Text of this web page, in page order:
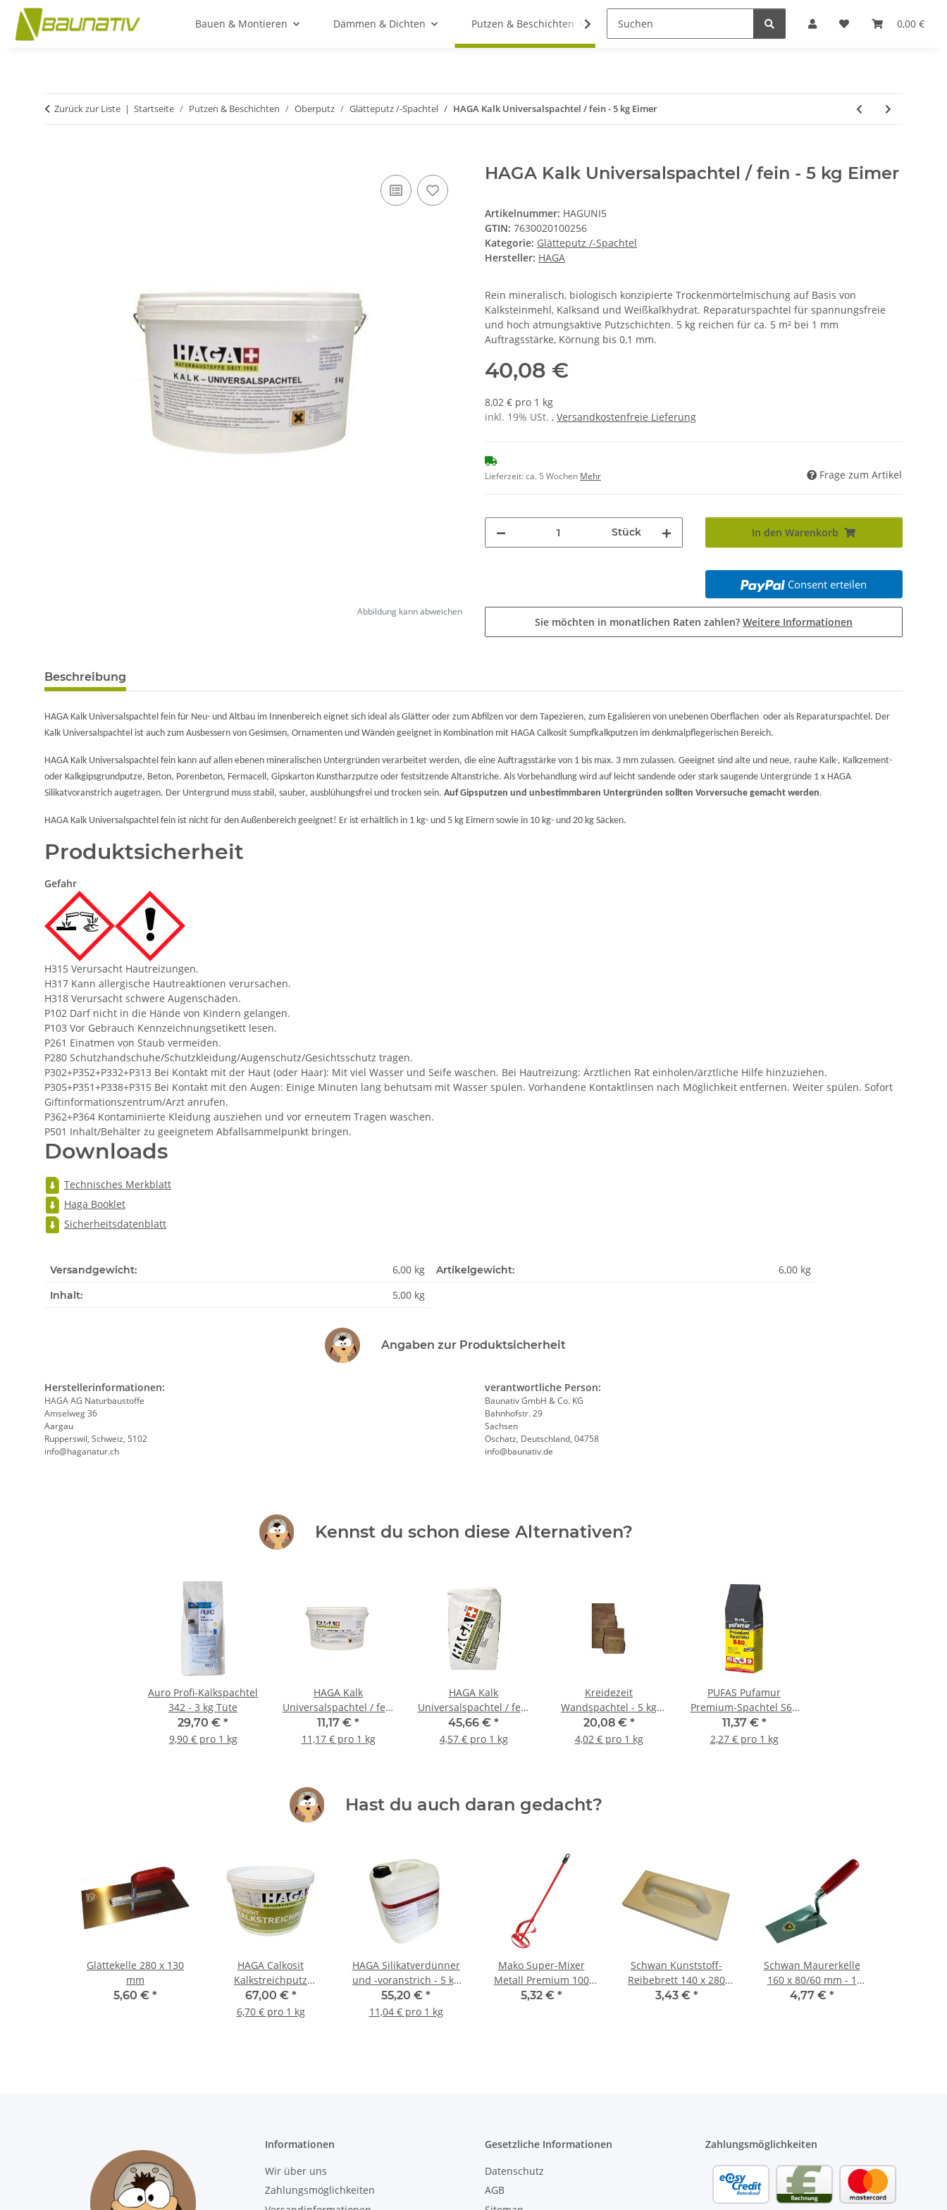
0,00 €
Bauen & Montieren Dämmen & Dichten Putzen & Beschichten Streichen & Ölen Einfach machen
Zurück zur Liste Startseite Putzen & Beschichten Oberputz Glätteputz /-Spachtel HAGA Kalk Universalspachtel / fein - 5 kg Eimer
Abbildung kann abweichen
HAGA Kalk Universalspachtel / fein - 5 kg Eimer
Artikelnummer: HAGUNI5
GTIN: 7630020100256
Kategorie: Glätteputz /-Spachtel
Hersteller: HAGA
Rein mineralisch, biologisch konzipierte Trockenmörtelmischung auf Basis von
Kalksteinmehl, Kalksand und Weißkalkhydrat. Reparaturspachtel für spannungsfreie
und hoch atmungsaktive Putzschichten. 5 kg reichen für ca. 5 m² bei 1 mm
Auftragsstärke, Körnung bis 0,1 mm.
40,08 €
8,02 € pro 1 kg
inkl. 19% USt. , Versandkostenfreie Lieferung
Lieferzeit:ca. 5 Wochen Mehr Frage zum Artikel
Stück In den Warenkorb
Consent erteilen
Sie möchten in monatlichen Raten zahlen? Weitere Informationen
Beschreibung
HAGA Kalk Universalspachtel fein für Neu- und Altbau im Innenbereich eignet sich ideal als Glätter oder zum Abfilzen vor dem Tapezieren, zum Egalisieren von unebenen Oberflächen oder als Reparaturspachtel. Der
Kalk Universalspachtel ist auch zum Ausbessern von Gesimsen, Ornamenten und Wänden geeignet in Kombination mit HAGA Calkosit Sumpfkalkputzen im denkmalpflegerischen Bereich.
HAGA Kalk Universalspachtel fein kann auf allen ebenen mineralischen Untergründen verarbeitet werden, die eine Auftragsstärke von 1 bis max. 3 mm zulassen. Geeignet sind alte und neue, rauhe Kalk-, Kalkzement-
oder Kalkgipsgrundputze, Beton, Porenbeton, Fermacell, Gipskarton Kunstharzputze oder festsitzende Altanstriche. Als Vorbehandlung wird auf leicht sandende oder stark saugende Untergründe 1 x HAGA
Silikatvoranstrich augetragen. Der Untergrund muss stabil, sauber, ausblühungsfrei und trocken sein. Auf Gipsputzen und unbestimmbaren Untergründen sollten Vorversuche gemacht werden.
HAGA Kalk Universalspachtel fein ist nicht für den Außenbereich geeignet! Er ist erhältlich in 1 kg- und 5 kg Eimern sowie in 10 kg- und 20 kg Säcken.
Produktsicherheit
Gefahr
H315 Verursacht Hautreizungen.
H317 Kann allergische Hautreaktionen verursachen.
H318 Verursacht schwere Augenschäden.
P102 Darf nicht in die Hände von Kindern gelangen.
P103 Vor Gebrauch Kennzeichnungsetikett lesen.
P261 Einatmen von Staub vermeiden.
P280 Schutzhandschuhe/Schutzkleidung/Augenschutz/Gesichtsschutz tragen.
P302+P352+P332+P313 Bei Kontakt mit der Haut (oder Haar): Mit viel Wasser und Seife waschen. Bei Hautreizung: Ärztlichen Rat einholen/ärztliche Hilfe hinzuziehen.
P305+P351+P338+P315 Bei Kontakt mit den Augen: Einige Minuten lang behutsam mit Wasser spülen. Vorhandene Kontaktlinsen nach Möglichkeit entfernen. Weiter spülen. Sofort
Giftinformationszentrum/Arzt anrufen.
P362+P364 Kontaminierte Kleidung ausziehen und vor erneutem Tragen waschen.
P501 Inhalt/Behälter zu geeignetem Abfallsammelpunkt bringen.
Downloads
Technisches Merkblatt
Haga Booklet
Sicherheitsdatenblatt
Versandgewicht: 6,00 kg Artikelgewicht: 6,00 kg
Inhalt: 5,00 kg
Angaben zur Produktsicherheit
Herstellerinformationen:
HAGA AG Naturbaustoffe
Amselweg 36
Aargau
Rupperswil, Schweiz, 5102
info@haganatur.ch
verantwortliche Person:
Baunativ GmbH & Co. KG
Bahnhofstr. 29
Sachsen
Oschatz, Deutschland, 04758
info@baunativ.de
Kennst du schon diese Alternativen?
Auro Profi-Kalkspachtel
342 - 3 kg Tüte
29,70 € *
9,90 € pro 1 kg
HAGA Kalk
Universalspachtel / fein
- 1 kg Eimer
11,17 € *
11,17 € pro 1 kg
HAGA Kalk
Universalspachtel / fein
- 10 kg Sack
45,66 € *
4,57 € pro 1 kg
Kreidezeit
Wandspachtel - 5 kg
Sack
20,08 € *
4,02 € pro 1 kg
PUFAS Pufamur
Premium-Spachtel S60
easy - 5kg Sack
11,37 € *
2,27 € pro 1 kg
Hast du auch daran gedacht?
Glättekelle 280 x 130
mm
5,60 € *
HAGA Calkosit
Kalkstreichputz
naturweiß - 10 kg Eimer
67,00 € *
6,70 € pro 1 kg
HAGA Silikatverdünner
und -voranstrich - 5 kg
Kanister
55,20 € *
11,04 € pro 1 kg
Mako Super-Mixer
Metall Premium 100
mm - 1 Stück
5,32 € *
Schwan Kunststoff-
Reibebrett 140 x 280
mm
3,43 € *
Schwan Maurerkelle
160 x 80/60 mm - 1
Stück
4,77 € *
Informationen
Wir über uns
Zahlungsmöglichkeiten
Gesetzliche Informationen
Datenschutz
AGB
Zahlungsmöglichkeiten